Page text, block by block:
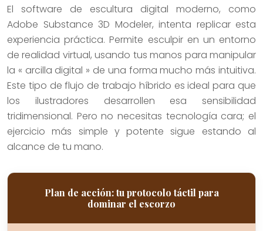
El software de escultura digital moderno, como
Adobe Substance 3D Modeler, intenta replicar esta
experiencia práctica. Permite esculpir en un entorno
de realidad virtual, usando tus manos para manipular
la « arcilla digital » de una forma mucho más intuitiva.
Este tipo de flujo de trabajo híbrido es ideal para que
los ilustradores desarrollen esa sensibilidad
tridimensional. Pero no necesitas tecnología cara; el
ejercicio más simple y potente sigue estando al
alcance de tu mano.
Plan de acción: tu protocolo táctil para
dominar el escorzo